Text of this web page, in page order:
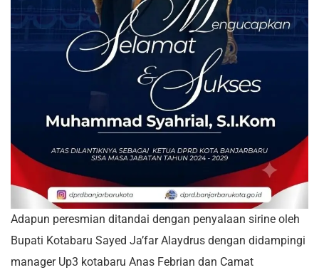
Adapun peresmian ditandai dengan penyalaan sirine oleh
Bupati Kotabaru Sayed Ja’far Alaydrus dengan didampingi
manager Up3 kotabaru Anas Febrian dan Camat